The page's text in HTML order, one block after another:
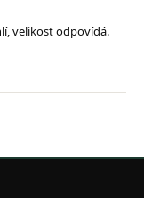
velikost odpovídá.